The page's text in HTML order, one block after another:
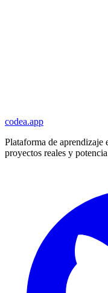
codea.app
Plataforma de
proyectos reales y